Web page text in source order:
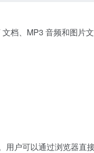
档、MP3 音频和图片
户可以通过浏览器直